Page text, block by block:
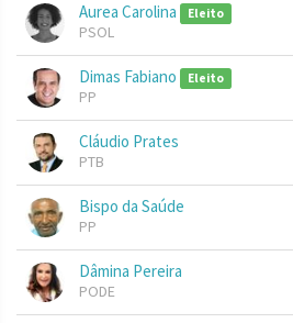
Aurea Carolina Eleito
PSOL
Dimas Fabiano Eleito
PP
Cláudio Prates
PTB
Bispo da Saúde
PP
Dâmina Pereira
PODE